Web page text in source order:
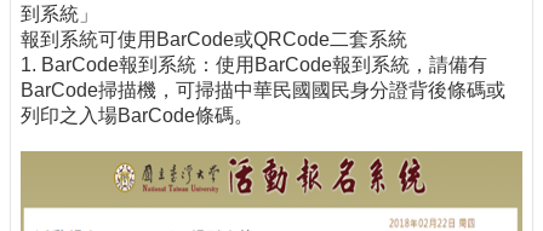
到系統」
報到系統可使用BarCode或QRCode二套系統
1. BarCode報到系統：使用BarCode報到系統，請備有
BarCode掃描機，可掃描中華民國國民身分證背後條碼或
列印之入場BarCode條碼。